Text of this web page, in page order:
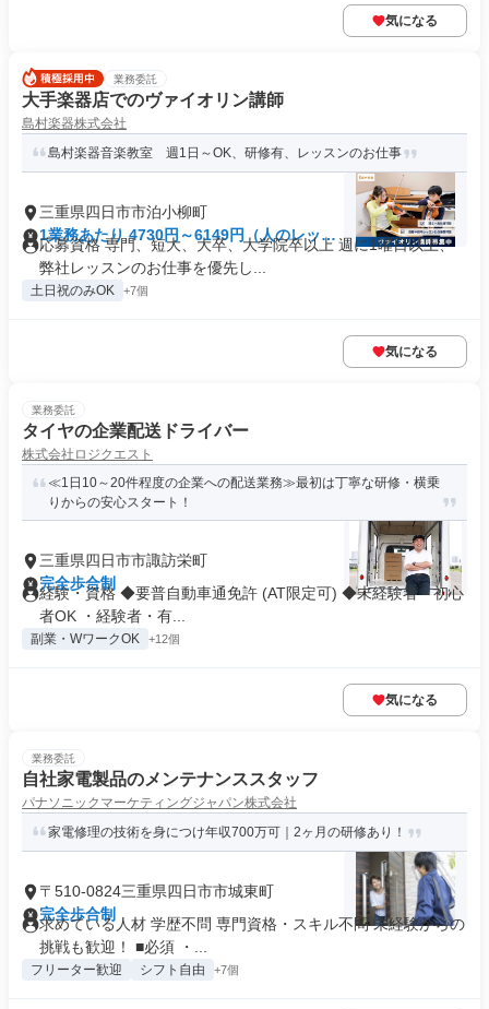
気になる
業務委託
大手楽器店でのヴァイオリン講師
島村楽器株式会社
島村楽器音楽教室 週1日～OK、研修有、レッスンのお仕事
三重県四日市市泊小柳町
1業務あたり 4730円～6149円（人のレッス
ン 90分）
応募資格 専門、短大、大卒、大学院卒以上 週に1曜日以上、
弊社レッスンのお仕事を優先し...
土日祝のみOK +7個
気になる
業務委託
タイヤの企業配送ドライバー
株式会社ロジクエスト
≪1日10～20件程度の企業への配送業務≫最初は丁寧な研修・横乗
りからの安心スタート！
三重県四日市市諏訪栄町
完全歩合制
経験・資格 ◆要普自動車通免許 (AT限定可) ◆未経験者・初心
者OK ・経験者・有...
副業・WワークOK +12個
気になる
業務委託
自社家電製品のメンテナンススタッフ
パナソニックマーケティングジャパン株式会社
家電修理の技術を身につけ年収700万可｜2ヶ月の研修あり！
〒510-0824三重県四日市市城東町
完全歩合制
求めている人材 学歴不問 専門資格・スキル不問 未経験からの
挑戦も歓迎！ ■必須 ・...
フリーター歓迎 シフト自由 +7個